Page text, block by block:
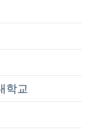
학교